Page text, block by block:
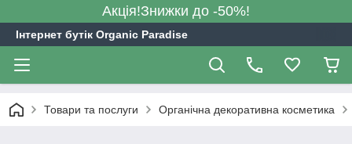
Акція!Знижки до -50%!
Інтернет бутік Organic Paradise
Товари та послуги Органічна декоративна косметика